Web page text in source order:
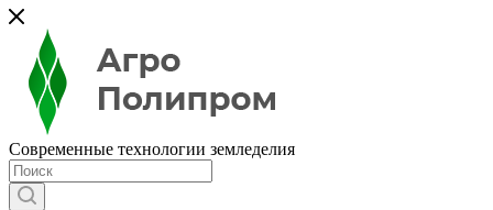
Современные технологии земледелия